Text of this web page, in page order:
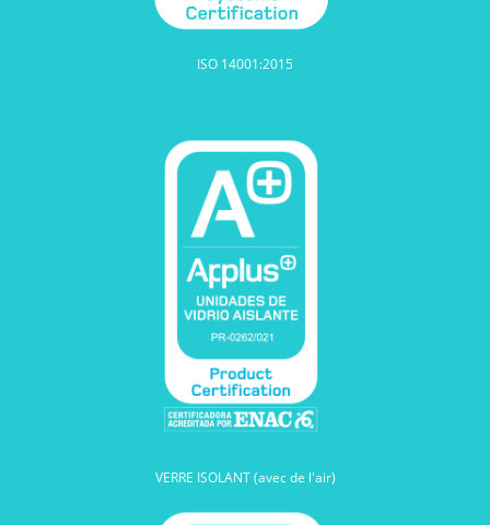
ISO 14001:2015
VERRE ISOLANT (avec de l'air)